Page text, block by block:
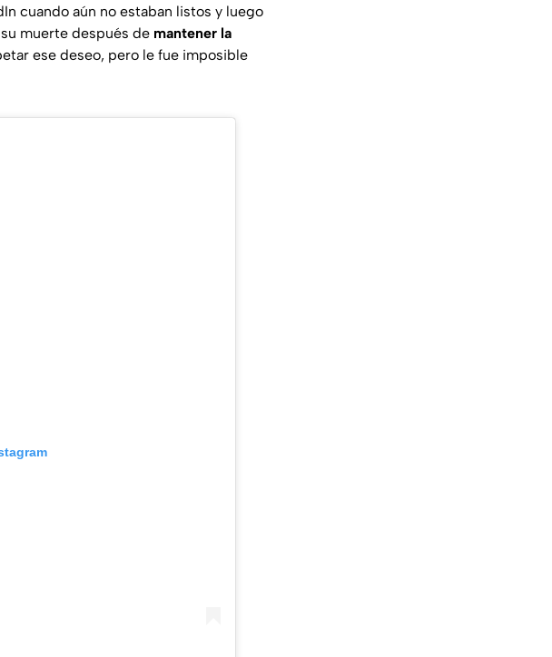
cuando aún no estaban listos y luego
muerte después de mantener la
ese deseo, pero le fue imposible